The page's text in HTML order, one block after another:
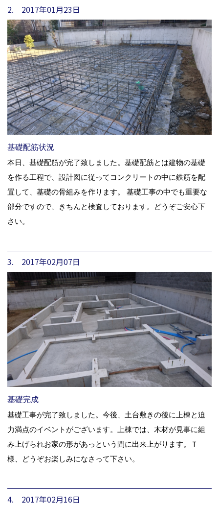
2. 2017年01月23日
基礎配筋状況
本日、基礎配筋が完了致しました。基礎配筋とは建物の基礎
を作る工程で、設計図に従ってコンクリートの中に鉄筋を配
置して、基礎の骨組みを作ります。 基礎工事の中でも重要な
部分ですので、きちんと検査しております。どうぞご安心下
さい。
3. 2017年02月07日
基礎完成
基礎工事が完了致しました。今後、土台敷きの後に上棟と迫
力満点のイベントがございます。上棟では、木材が見事に組
み上げられお家の形があっという間に出来上がります。Ｔ
様、どうぞお楽しみになさって下さい。
4. 2017年02月16日